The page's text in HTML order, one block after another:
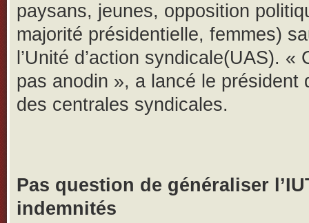
paysans, jeunes, opposition
majorité présidentielle, femmes)
l’Unité d’action syndicale(UAS). «
pas anodin », a lancé le président
des centrales syndicales.
Pas question de généraliser
indemnités